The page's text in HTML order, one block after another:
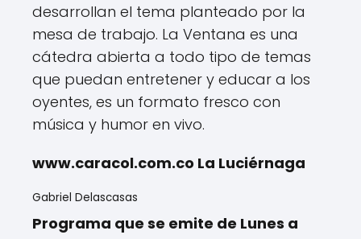
desarrollan el tema planteado por la
mesa de trabajo. La Ventana es una
cátedra abierta a todo tipo de temas
que puedan entretener y educar a los
oyentes, es un formato fresco con
música y humor en vivo.
www.caracol.com.co La Luciérnaga
Gabriel Delascasas
Programa que se emite de Lunes a